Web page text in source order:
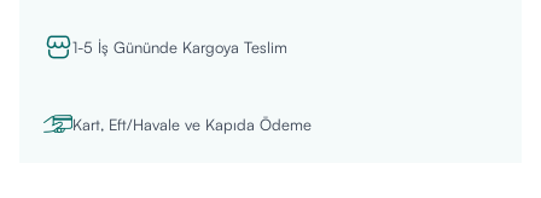
1-5 İş Gününde Kargoya Teslim
Kart, Eft/Havale ve Kapıda Ödeme